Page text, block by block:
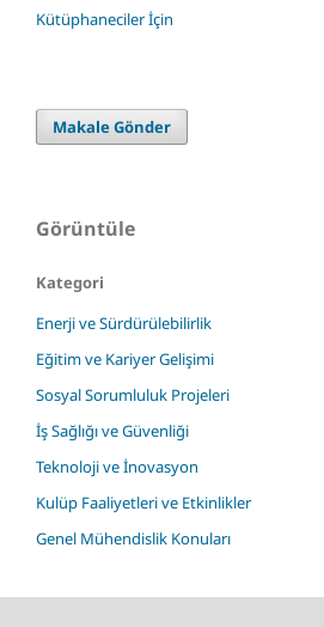
Kütüphaneciler İçin
Makale Gönder
Görüntüle
Kategori
Enerji ve Sürdürülebilirlik
Eğitim ve Kariyer Gelişimi
Sosyal Sorumluluk Projeleri
İş Sağlığı ve Güvenliği
Teknoloji ve İnovasyon
Kulüp Faaliyetleri ve Etkinlikler
Genel Mühendislik Konuları